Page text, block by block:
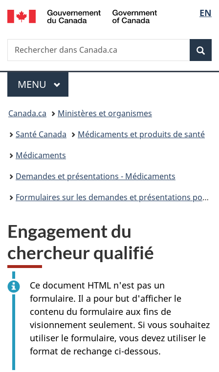
Passer
au
principal
Passer
à
Au
du
Passer
à
version
simplifiée
de
la
EN
Recherche
Rechercher
dans
Menu
MENU PRINCIPAL
Vous
êtes
ici :
Canada.ca
Ministères et organismes
Santé Canada
Médicaments et produits de santé
Médicaments
Demandes et présentations - Médicaments
Formulaires sur les demandes et présentations pour les médicaments
Engagement du
chercheur qualifié
Ce document HTML n'est pas un
formulaire. Il a pour but d'afficher le
contenu du formulaire aux fins de
visionnement seulement. Si vous souhaitez
utiliser le formulaire, vous devez utiliser le
format de rechange ci-dessous.